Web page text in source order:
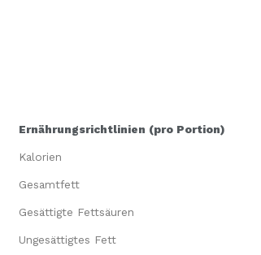
Ernährungsrichtlinien (pro Portion)
Kalorien
Gesamtfett
Gesättigte Fettsäuren
Ungesättigtes Fett